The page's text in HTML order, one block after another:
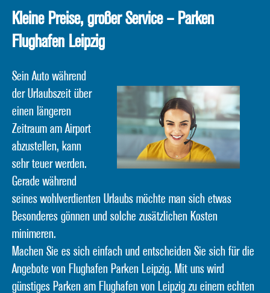
Kleine Preise, großer Service – Parken
Flughafen Leipzig
Sein Auto während
der Urlaubszeit über
einen längeren
Zeitraum am Airport
abzustellen, kann
sehr teuer werden.
Gerade während
seines wohlverdienten Urlaubs möchte man sich etwas
Besonderes gönnen und solche zusätzlichen Kosten
minimeren.
Machen Sie es sich einfach und entscheiden Sie sich für die
Angebote von Flughafen Parken Leipzig. Mit uns wird
günstiges Parken am Flughafen von Leipzig zu einem echten